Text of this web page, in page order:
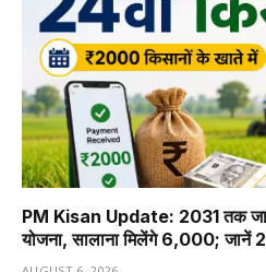
PM Kisan Update: 2031 तक जारी
योजना, सालाना मिलेंगे ₹6,000; जानें